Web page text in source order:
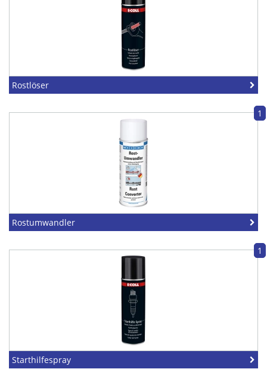
Rostlöser
1
Rostumwandler
1
Starthilfespray